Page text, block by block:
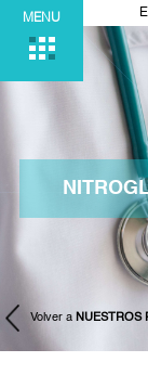
MENU
Volver a NUESTROS